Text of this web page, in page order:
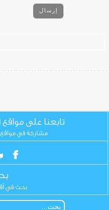
تابعنا على
مشاركة في مواقع
بحث في